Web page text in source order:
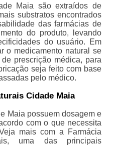
Maia são extraídos de
substratos encontrados
das farmácias de
do produto, levando
do usuário. Em
o medicamento natural se
prescrição médica, para
seja feito com base
pelo médico.
Cidade Maia
Maia possuem dosagem e
com o que necessita
mais com a Farmácia
uma das principais